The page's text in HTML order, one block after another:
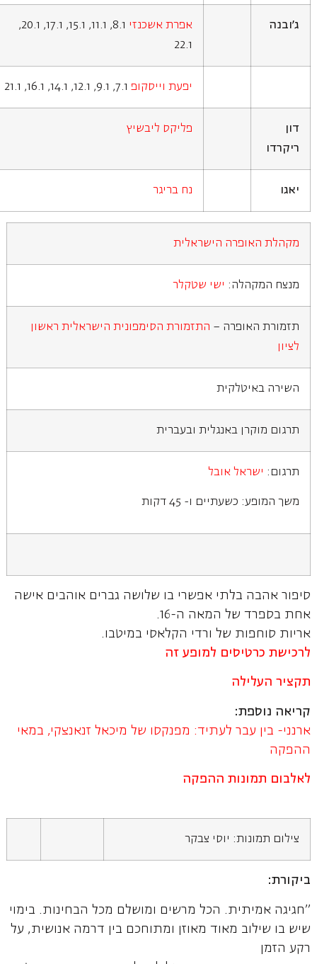
ג'ובנה אפרת אשכנזי
8.1, 11.1, 15.1, 17.1, 20.1,
22.1
יפעת וייסקופ7.1, 9.1, 12.1, 14.1, 16.1, 21.1
דון
ריקרדו
פליקס ליבשיץ
יאגו נח בריגר
מקהלת האופרה הישראלית
מנצח המקהלה: ישי שטקלר
תזמורת האופרה – התזמורת הסימפונית הישראלית ראשון
לציון
השירה באיטלקית
תרגום מוקרן באנגלית ובעברית
תרגום: ישראל אובל
משך המופע: כשעתיים ו- 45 דקות
סיפור אהבה בלתי אפשרי בו שלושה גברים אוהבים אישה
אחת בספרד של המאה ה-16.
אריות סוחפות של ורדי הקלאסי במיטבו.
לרכישת כרטיסים למופע זה
תקציר העלילה
קריאה נוספת:
ארנני- בין עבר לעתיד: מפנקסו של מיכאל זנאנצקי, במאי
ההפקה
לאלבום תמונות ההפקה
צילום תמונות: יוסי צבקר
ביקורת:
"חגיגה אמיתית. הכל מרשים ומושלם מכל הבחינות. בימוי
שיש בו שילוב מאוד מאוזן ומתוחכם בין דרמה אנושית, על
רקע הזמן